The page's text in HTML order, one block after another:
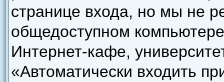
странице входа, но мы не
общедоступном
Интернет-кафе,
«Автоматически входить